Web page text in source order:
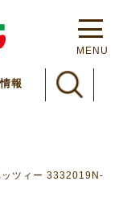
MENU
報
ッツィー 3332019N-